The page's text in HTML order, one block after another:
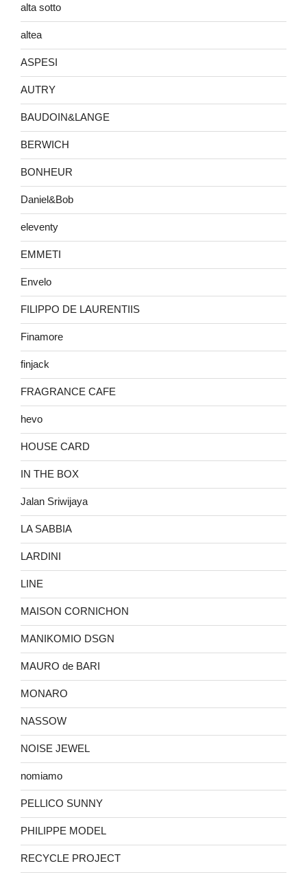
alta sotto
altea
ASPESI
AUTRY
BAUDOIN&LANGE
BERWICH
BONHEUR
Daniel&Bob
eleventy
EMMETI
Envelo
FILIPPO DE LAURENTIIS
Finamore
finjack
FRAGRANCE CAFE
hevo
HOUSE CARD
IN THE BOX
Jalan Sriwijaya
LA SABBIA
LARDINI
LINE
MAISON CORNICHON
MANIKOMIO DSGN
MAURO de BARI
MONARO
NASSOW
NOISE JEWEL
nomiamo
PELLICO SUNNY
PHILIPPE MODEL
RECYCLE PROJECT